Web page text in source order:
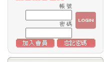
帳 號
密 碼